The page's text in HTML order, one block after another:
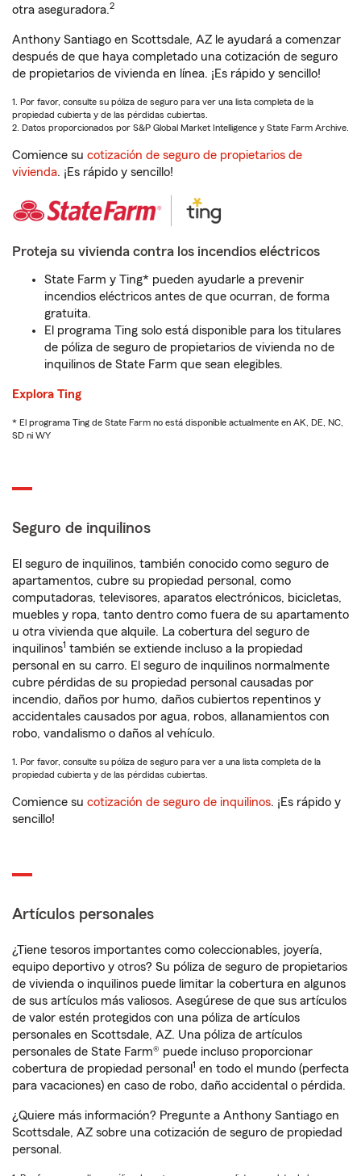
otra aseguradora.2
Anthony Santiago en Scottsdale, AZ le ayudará a comenzar
después de que haya completado una cotización de seguro
de propietarios de vivienda en línea. ¡Es rápido y sencillo!
1. Por favor, consulte su póliza de seguro para ver una lista completa de la
propiedad cubierta y de las pérdidas cubiertas.
2. Datos proporcionados por S&P Global Market Intelligence y State Farm Archive.
Comience su cotización de seguro de propietarios de
vivienda. ¡Es rápido y sencillo!
Proteja su vivienda contra los incendios eléctricos
State Farm y Ting* pueden ayudarle a prevenir
incendios eléctricos antes de que ocurran, de forma
gratuita.
El programa Ting solo está disponible para los titulares
de póliza de seguro de propietarios de vivienda no de
inquilinos de State Farm que sean elegibles.
Explora Ting
* El programa Ting de State Farm no está disponible actualmente en AK, DE, NC,
SD ni WY
Seguro de inquilinos
El seguro de inquilinos, también conocido como seguro de
apartamentos, cubre su propiedad personal, como
computadoras, televisores, aparatos electrónicos, bicicletas,
muebles y ropa, tanto dentro como fuera de su apartamento
u otra vivienda que alquile. La cobertura del seguro de
inquilinos1 también se extiende incluso a la propiedad
personal en su carro. El seguro de inquilinos normalmente
cubre pérdidas de su propiedad personal causadas por
incendio, daños por humo, daños cubiertos repentinos y
accidentales causados por agua, robos, allanamientos con
robo, vandalismo o daños al vehículo.
1. Por favor, consulte su póliza de seguro para ver a una lista completa de la
propiedad cubierta y de las pérdidas cubiertas.
Comience su cotización de seguro de inquilinos. ¡Es rápido y
sencillo!
Artículos personales
¿Tiene tesoros importantes como coleccionables, joyería,
equipo deportivo y otros? Su póliza de seguro de propietarios
de vivienda o inquilinos puede limitar la cobertura en algunos
de sus artículos más valiosos. Asegúrese de que sus artículos
de valor estén protegidos con una póliza de artículos
personales en Scottsdale, AZ. Una póliza de artículos
personales de State Farm® puede incluso proporcionar
cobertura de propiedad personal 1 en todo el mundo (perfecta
para vacaciones) en caso de robo, daño accidental o pérdida.
¿Quiere más información? Pregunte a Anthony Santiago en
Scottsdale, AZ sobre una cotización de seguro de propiedad
personal.